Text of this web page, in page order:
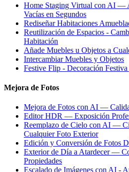
Home Staging Virtual con AI —
Vacías en Segundos
Rediseñar Habitaciones
Reutilización de Espacios -
Habitación
Añade Muebles u Objetos a
Intercambiar Muebles y Objetos
Festive Flip - Decoración Festiva
Mejora de Fotos
Mejora de Fotos con AI —
Editor HDR — Exposición
Reemplazo de Cielo con AI —
Cualquier Foto Exterior
Edición y Conversión de Fotos
Exterior de Día a Atardecer —
Propiedades
Escalado de Imágenes con AI -